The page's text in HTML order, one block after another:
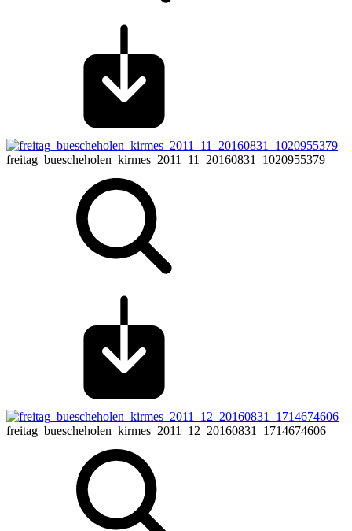
freitag_buescheholen_kirmes_2011_11_20160831_1020955379
freitag_buescheholen_kirmes_2011_12_20160831_1714674606